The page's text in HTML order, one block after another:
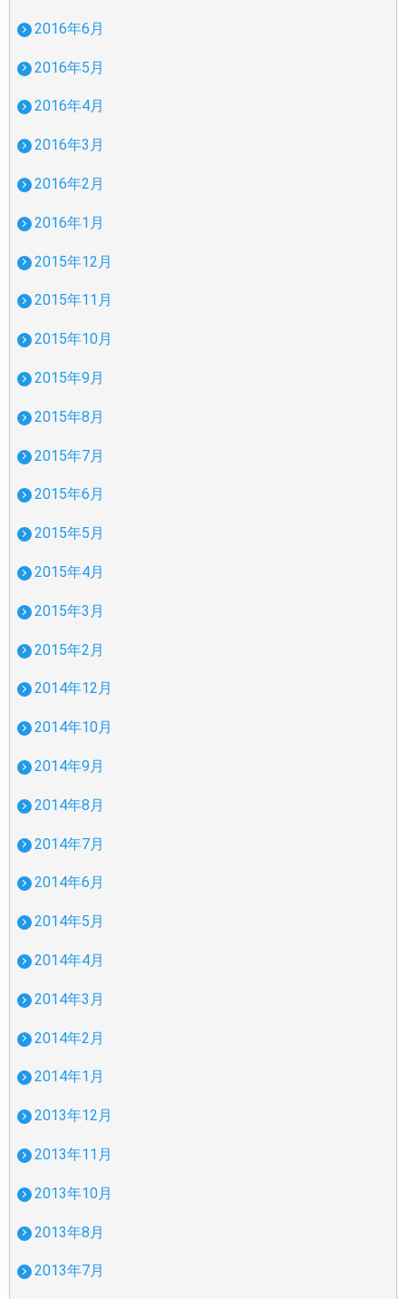
2016年6月
2016年5月
2016年4月
2016年3月
2016年2月
2016年1月
2015年12月
2015年11月
2015年10月
2015年9月
2015年8月
2015年7月
2015年6月
2015年5月
2015年4月
2015年3月
2015年2月
2014年12月
2014年10月
2014年9月
2014年8月
2014年7月
2014年6月
2014年5月
2014年4月
2014年3月
2014年2月
2014年1月
2013年12月
2013年11月
2013年10月
2013年8月
2013年7月